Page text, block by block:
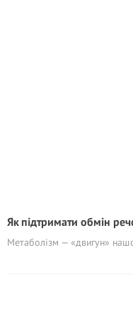
Як підтримати обмін
Метаболізм — «двигун»